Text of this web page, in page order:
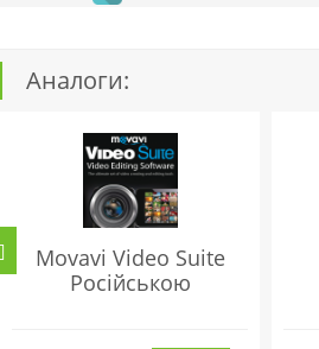
Аналоги:
Movavi Video Suite
Російською